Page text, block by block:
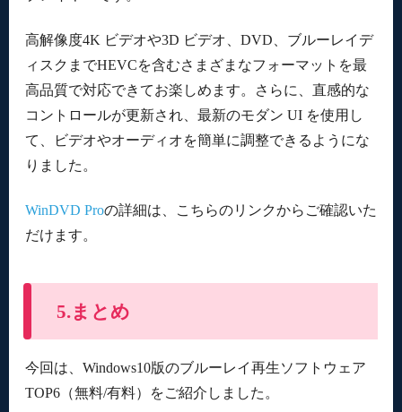
高解像度4K ビデオや3D ビデオ、DVD、ブルーレイデ
ィスクまでHEVCを含むさまざまなフォーマットを最
高品質で対応できてお楽しめます。さらに、直感的な
コントロールが更新され、最新のモダン UI を使用し
て、ビデオやオーディオを簡単に調整できるようにな
りました。
WinDVD Proの詳細は、こちらのリンクからご確認いた
だけます。
5.まとめ
今回は、Windows10版のブルーレイ再生ソフトウェア
TOP6（無料/有料）をご紹介しました。